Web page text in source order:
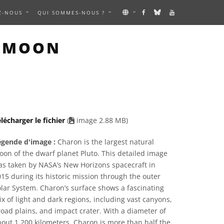
NOUS QUI SOMMES-NOUS ?
le fichier ( image 2.88 MB)
d'image : Charon is the largest natural
of the dwarf planet Pluto. This detailed image
taken by NASA’s New Horizons spacecraft in
during its historic mission through the outer
System. Charon’s surface shows a fascinating
of light and dark regions, including vast canyons,
plains, and impact crater. With a diameter of